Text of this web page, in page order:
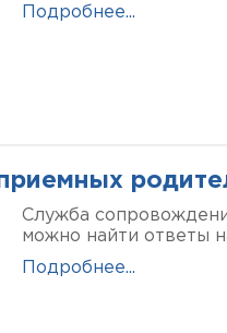
Подробнее...
Служба
можно найти ответы
Подробнее...